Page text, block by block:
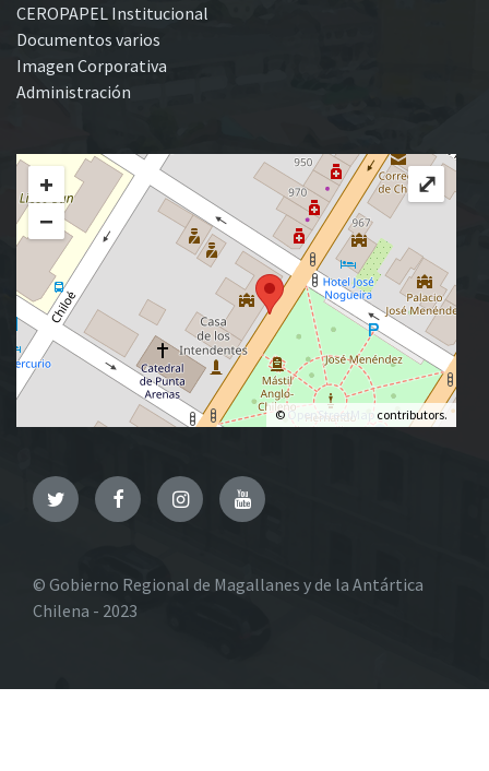
CEROPAPEL Institucional
Documentos varios
Imagen Corporativa
Administración
+
−
© OpenStreetMap contributors.
⤢
TwitterFacebookInstagramYouTube
© Gobierno Regional de Magallanes y de la Antártica
Chilena - 2023